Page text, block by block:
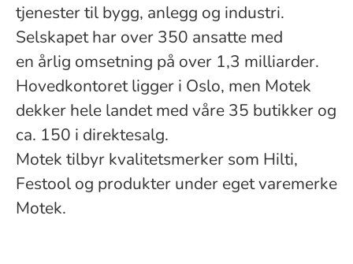
tjenester til bygg, anlegg og industri.
Selskapet har over 350 ansatte med
en årlig omsetning på over 1,3 milliarder.
Hovedkontoret ligger i Oslo, men Motek
dekker hele landet med våre 35 butikker og
ca. 150 i direktesalg.
Motek tilbyr kvalitetsmerker som Hilti,
Festool og produkter under eget varemerke
Motek.